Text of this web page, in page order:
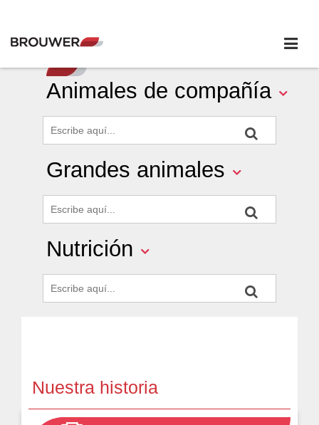
Animales de compañía
Grandes animales
Nutrición
Nuestra historia